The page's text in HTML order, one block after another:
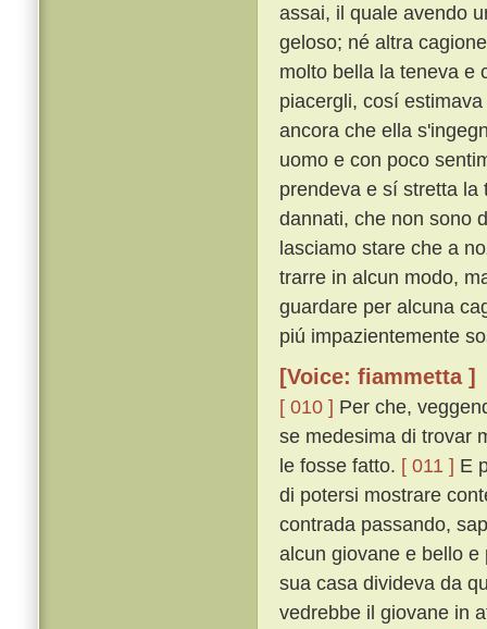
assai, il quale avendo
geloso; né altra
molto bella la teneva e
piacergli, cosí
ancora che ella
uomo e con poco
prendeva e sí stretta la
dannati, che non sono
lasciamo stare che a
trarre in alcun modo,
guardare per alcuna
piú impazientemente
[Voice: fiammetta ]
[ 010 ] Per che,
se medesima di trovar
le fosse fatto. [ 011 ] E
di potersi mostrare
contrada passando,
alcun giovane e bello
sua casa divideva da
vedrebbe il giovane in